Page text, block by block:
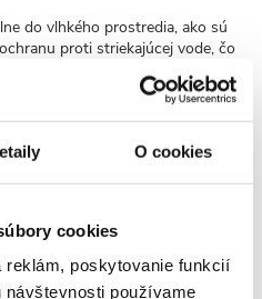
O cookies
cookies
reklám, poskytovanie funkcií
používame
do vlhkého prostredia, ako sú
proti striekajúcej vode, čo
prevádzku aj v náročných
rámy zrkadiel, najmä v prostredí s
kryty esteticky chránia
proti prachu a vode.